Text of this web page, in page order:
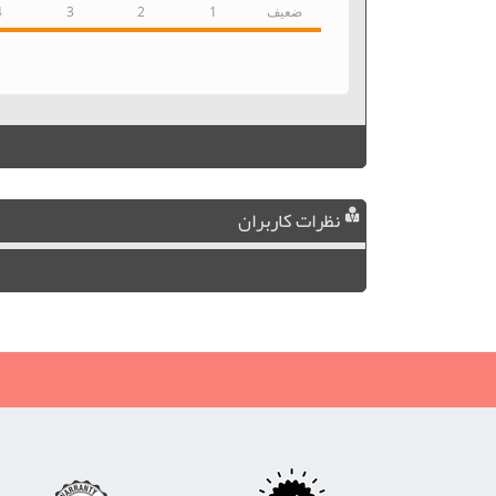
ضعیف 1
2
3
نظرات کاربران